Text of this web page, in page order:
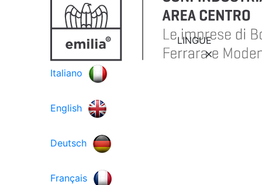
LINGUE
Italiano
English
Deutsch
Français